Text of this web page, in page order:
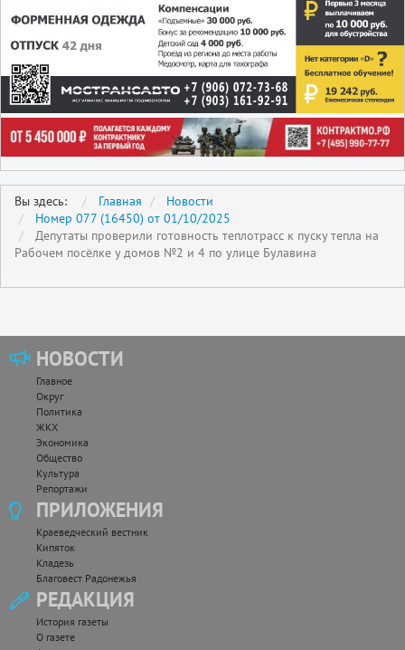
Вы здесь: Главная
Новости
Номер 077 (16450) от 01/10/2025
Депутаты проверили готовность теплотрасс к пуску тепла на
Рабочем посëлке у домов №2 и 4 по улице Булавина
НОВОСТИ
Главное
Округ
Политика
ЖКХ
Экономика
Общество
Культура
Репортажи
ПРИЛОЖЕНИЯ
Краеведческий вестник
Кипяток
Кладезь
Благовест Радонежья
РЕДАКЦИЯ
История газеты
О газете